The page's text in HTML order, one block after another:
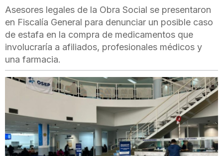
Asesores legales de la Obra Social se presentaron
en Fiscalía General para denunciar un posible caso
de estafa en la compra de medicamentos que
involucraría a afiliados, profesionales médicos y
una farmacia.